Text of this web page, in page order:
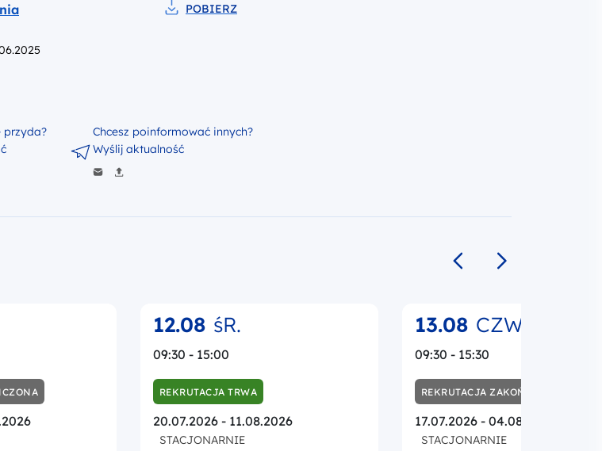
POBIERZ
przyda?
Chcesz poinformować innych?
Wyślij aktualność
Poprzedni slajd
12.08 śR.
09:30 - 15:00
REKRUTACJA TRWA
20.07.2026 - 11.08.2026
STACJONARNIE
13.08 CZW.
09:30 - 15:30
REKRUTACJA ZAKOŃCZONA
17.07.2026 - 04.08.2026
STACJONARNIE